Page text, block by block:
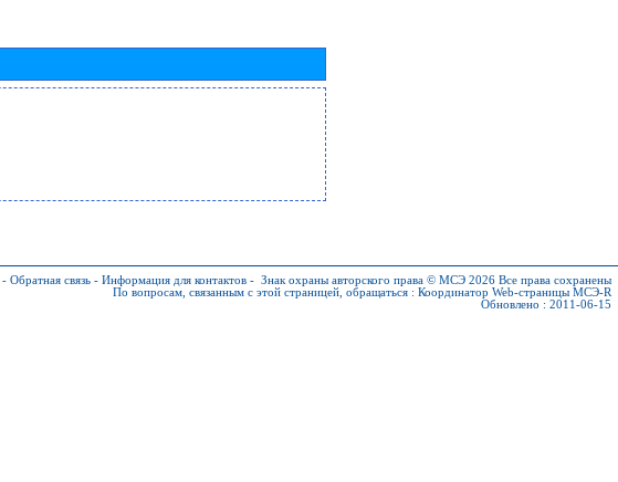
- Обратная связь - Информация для контактов - Знак охраны авторского права © МСЭ 2026 Все права сохранены
По вопросам, связанным с этой страницей, обращаться : Координатор Web-страницы МСЭ-R
Обновлено : 2011-06-15